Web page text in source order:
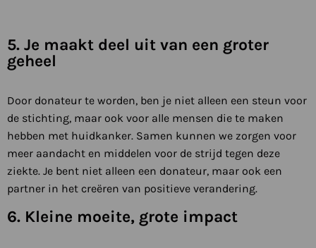
5. Je maakt deel uit van een groter
geheel
Door donateur te worden, ben je niet alleen een steun voor
de stichting, maar ook voor alle mensen die te maken
hebben met huidkanker. Samen kunnen we zorgen voor
meer aandacht en middelen voor de strijd tegen deze
ziekte. Je bent niet alleen een donateur, maar ook een
partner in het creëren van positieve verandering.
6. Kleine moeite, grote impact